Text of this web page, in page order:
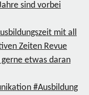
sind vorbei
mit all
Zeiten Revue
etwas daran
#Ausbildung